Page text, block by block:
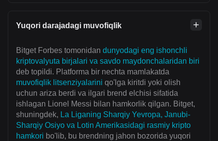
Yuqori darajadagi muvofiqlik
Bitget Forbes tomonidan dunyodagi eng ishonchli
kriptovalyuta birjalari va savdo maydonchalaridan biri
deb topildi. Platforma bir nechta mamlakatda
muvofiqlik litsenziyalarini qo'lga kiritdi yoki olish
uchun ariza berdi va ilgari brend elchisi sifatida
ishlagan Lionel Messi bilan hamkorlik qilgan. Bitget,
shuningdek, La Liganing Sharqiy Yevropa, Janubi-
Sharqiy Osiyo va Lotin Amerikasidagi rasmiy kripto
hamkori bo'lib, bu brendning jahon bozorida yuqori